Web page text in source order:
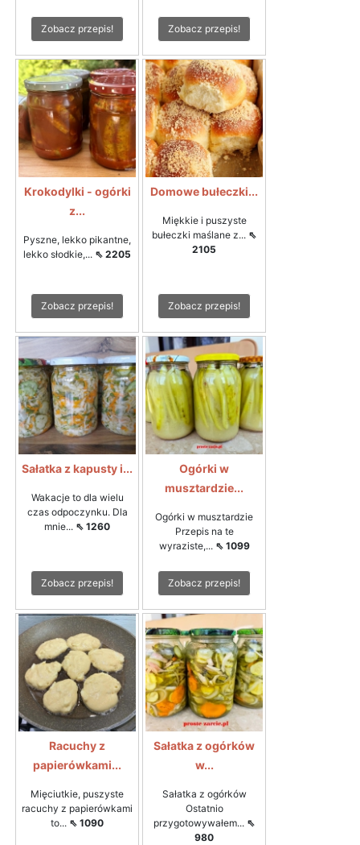
Zobacz przepis! Zobacz przepis!
Krokodylki - ogórki
z...
Pyszne, lekko pikantne,
lekko słodkie,... ⇖ 2205
Zobacz przepis!
Domowe bułeczki...
Miękkie i puszyste
bułeczki maślane z... ⇖
2105
Zobacz przepis!
Sałatka z kapusty i...
Wakacje to dla wielu
czas odpoczynku. Dla
mnie... ⇖ 1260
Zobacz przepis!
Ogórki w
musztardzie...
Ogórki w musztardzie
Przepis na te
wyraziste,... ⇖ 1099
Zobacz przepis!
Racuchy z
papierówkami...
Mięciutkie, puszyste
racuchy z papierówkami
to... ⇖ 1090
Sałatka z ogórków
w...
Sałatka z ogórków
Ostatnio
przygotowywałem... ⇖
980